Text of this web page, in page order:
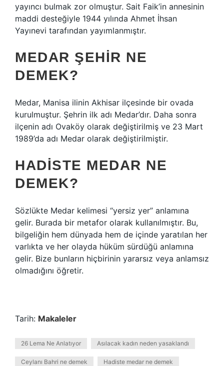
yayıncı bulmak zor olmuştur. Sait Faik’in annesinin
maddi desteğiyle 1944 yılında Ahmet İhsan
Yayınevi tarafından yayımlanmıştır.
MEDAR ŞEHIR NE
DEMEK?
Medar, Manisa ilinin Akhisar ilçesinde bir ovada
kurulmuştur. Şehrin ilk adı Medar’dır. Daha sonra
ilçenin adı Ovaköy olarak değiştirilmiş ve 23 Mart
1989’da adı Medar olarak değiştirilmiştir.
HADISTE MEDAR NE
DEMEK?
Sözlükte Medar kelimesi “yersiz yer” anlamına
gelir. Burada bir metafor olarak kullanılmıştır. Bu,
bilgeliğin hem dünyada hem de içinde yaratılan her
varlıkta ve her olayda hüküm sürdüğü anlamına
gelir. Bize bunların hiçbirinin yararsız veya anlamsız
olmadığını öğretir.
Tarih: Makaleler
26 Lema Ne Anlatıyor Asılacak kadın neden yasaklandı
Ceylanı Bahri ne demek Hadiste medar ne demek